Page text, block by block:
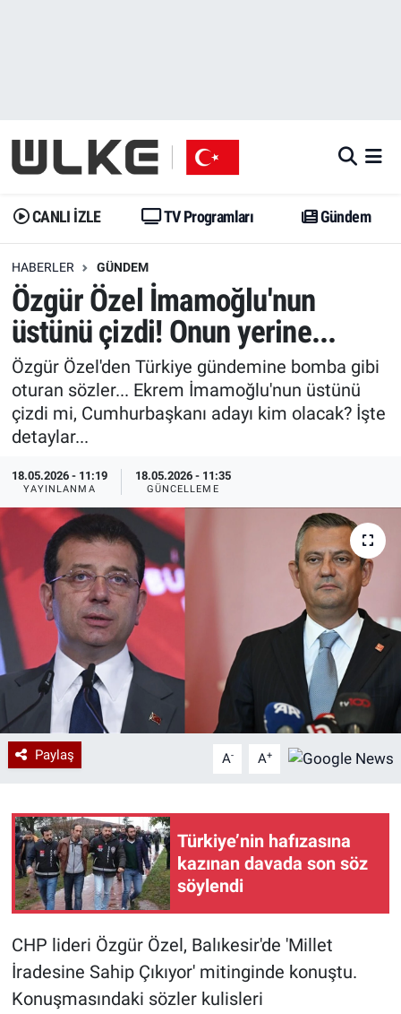
CANLI İZLE TV Programları Gündem
HABERLER GÜNDEM
Özgür Özel İmamoğlu'nun
üstünü çizdi! Onun yerine...
Özgür Özel'den Türkiye gündemine bomba gibi
oturan sözler... Ekrem İmamoğlu'nun üstünü
çizdi mi, Cumhurbaşkanı adayı kim olacak? İşte
detaylar...
18.05.2026 - 11:19
YAYINLANMA
18.05.2026 - 11:35
GÜNCELLEME
Paylaş A- A+
Türkiye’nin hafızasına
kazınan davada son söz
söylendi
CHP lideri Özgür Özel, Balıkesir'de 'Millet
İradesine Sahip Çıkıyor' mitinginde konuştu.
Konuşmasındaki sözler kulisleri
Gündem
Dünya
Erişim Bilgileri
Ekonomi
Trend
Özel Haberler
Yazarlar
Gündem
Trend
Erişim Bilgileri
Spor
Ekonomi
Dünya
Medya
Özel Haberler
Kadın
Erişim Bilgileri
Sağlık
Teknoloji
Ramazan
İstanbul Namaz Vakitleri
Trafik Durumu
Erişim Bilgileri
Tüm Manşetler
Son Dakika Haberleri
Haber Arşivi